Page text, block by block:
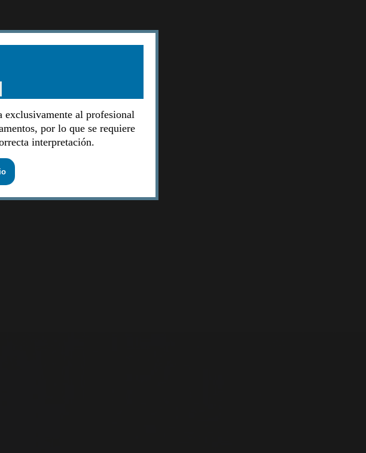
exclusivamente al profesional
por lo que se requiere
interpretación.